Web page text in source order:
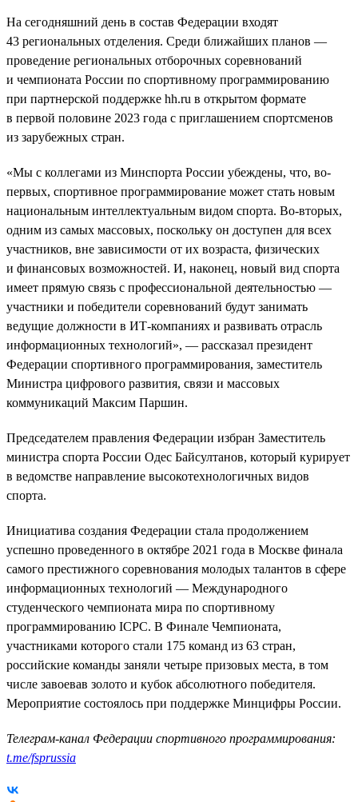
На сегодняшний день в состав Федерации входят
43 региональных отделения. Среди ближайших планов —
проведение региональных отборочных соревнований
и чемпионата России по спортивному программированию
при партнерской поддержке hh.ru в открытом формате
в первой половине 2023 года с приглашением спортсменов
из зарубежных стран.
«Мы с коллегами из Минспорта России убеждены, что, во-
первых, спортивное программирование может стать новым
национальным интеллектуальным видом спорта. Во-вторых,
одним из самых массовых, поскольку он доступен для всех
участников, вне зависимости от их возраста, физических
и финансовых возможностей. И, наконец, новый вид спорта
имеет прямую связь с профессиональной деятельностью —
участники и победители соревнований будут занимать
ведущие должности в ИТ-компаниях и развивать отрасль
информационных технологий», — рассказал президент
Федерации спортивного программирования, заместитель
Министра цифрового развития, связи и массовых
коммуникаций Максим Паршин.
Председателем правления Федерации избран Заместитель
министра спорта России Одес Байсултанов, который курирует
в ведомстве направление высокотехнологичных видов
спорта.
Инициатива создания Федерации стала продолжением
успешно проведенного в октябре 2021 года в Москве финала
самого престижного соревнования молодых талантов в сфере
информационных технологий — Международного
студенческого чемпионата мира по спортивному
программированию ICPC. В Финале Чемпионата,
участниками которого стали 175 команд из 63 стран,
российские команды заняли четыре призовых места, в том
числе завоевав золото и кубок абсолютного победителя.
Мероприятие состоялось при поддержке Минцифры России.
Телеграм-канал Федерации спортивного программирования:
t.me/fsprussia